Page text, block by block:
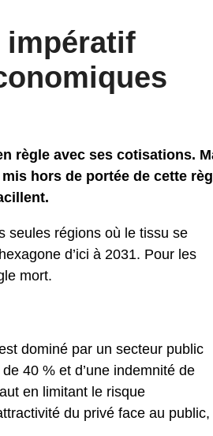
impératif
règle avec ses cotisations.
hors de portée de cette
seules régions où le tissu se
d’ici à 2031. Pour les
mort.
dominé par un secteur public
40 % et d’une indemnité de
en limitant le risque
du privé face au public,